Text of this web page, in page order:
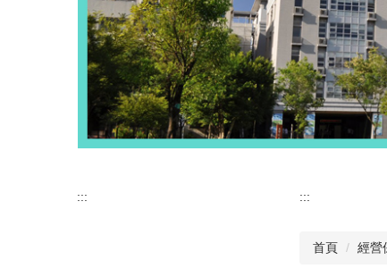
::: :::
首頁 經營